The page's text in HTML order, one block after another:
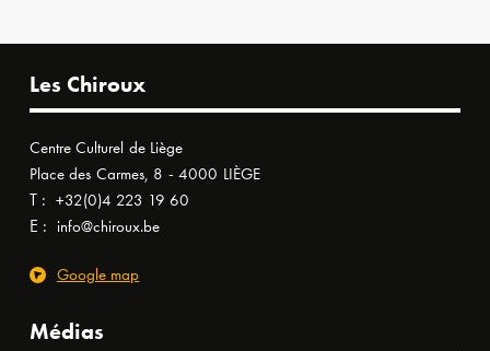
Les Chiroux
Centre Culturel de Liège
Place des Carmes, 8 - 4000 LIÈGE
T : +32(0)4 223 19 60
E : info@chiroux.be
Google map
Médias